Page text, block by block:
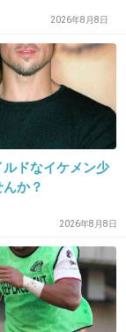
-7
-4
2026年8月8日
ドなイケメン少
か？
2026年8月8日